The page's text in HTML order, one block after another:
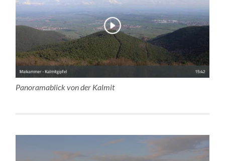
Panoramablick von der Kalmit